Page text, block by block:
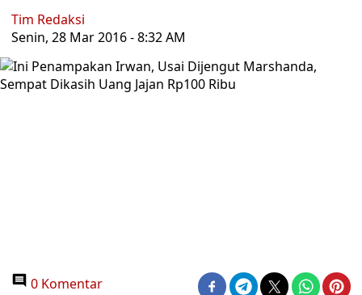
Tim Redaksi
Senin, 28 Mar 2016 - 8:32 AM
0 Komentar